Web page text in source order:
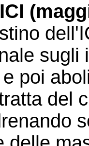
sugli
poi
del